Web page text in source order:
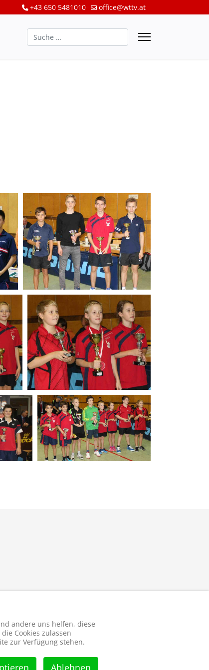
+43 650 5481010 office@wttv.at
Suchen
andere uns helfen, diese
Cookies zulassen
zur Verfügung stehen.
Ablehnen